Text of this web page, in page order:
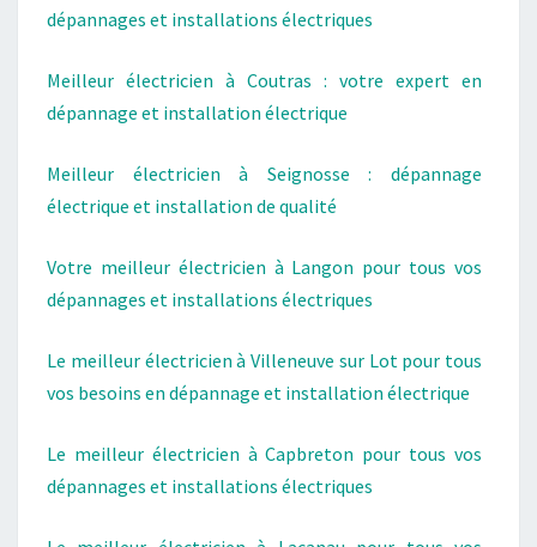
dépannages et installations électriques
Meilleur électricien à Coutras : votre expert en
dépannage et installation électrique
Meilleur électricien à Seignosse : dépannage
électrique et installation de qualité
Votre meilleur électricien à Langon pour tous vos
dépannages et installations électriques
Le meilleur électricien à Villeneuve sur Lot pour tous
vos besoins en dépannage et installation électrique
Le meilleur électricien à Capbreton pour tous vos
dépannages et installations électriques